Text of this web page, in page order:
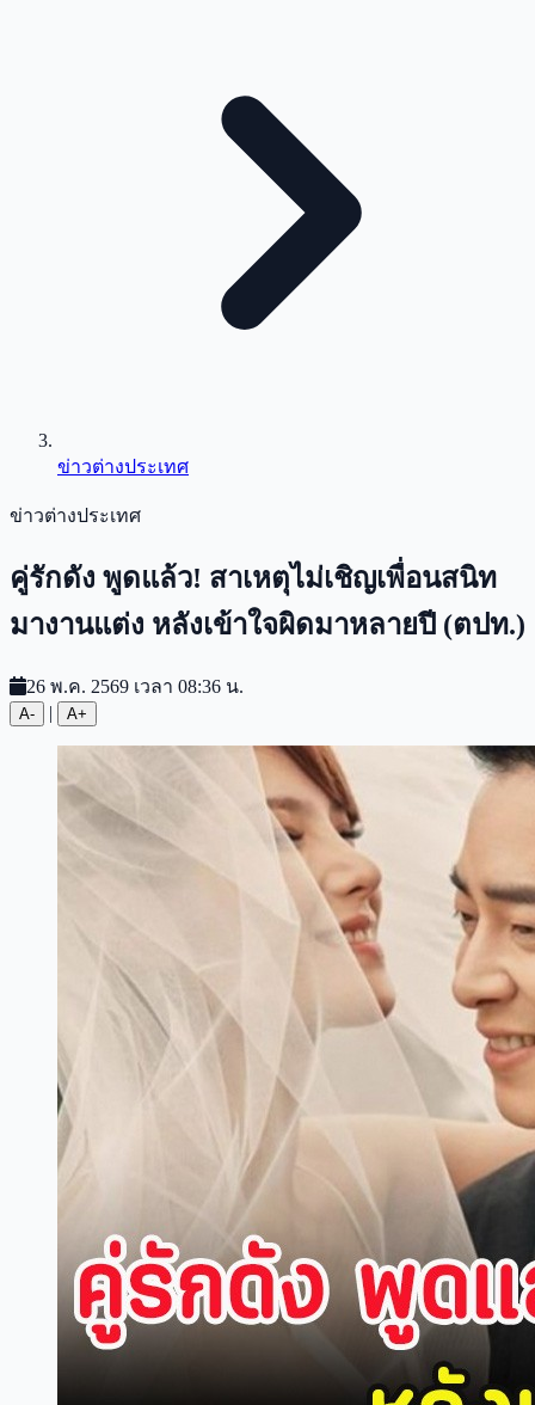
ข่าวต่างประเทศ
ข่าวต่างประเทศ
คู่รักดัง พูดแล้ว! สาเหตุไม่เชิญเพื่อนสนิท
มางานแต่ง หลังเข้าใจผิดมาหลายปี (ตปท.)
26 พ.ค. 2569 เวลา 08:36 น.
A- | A+